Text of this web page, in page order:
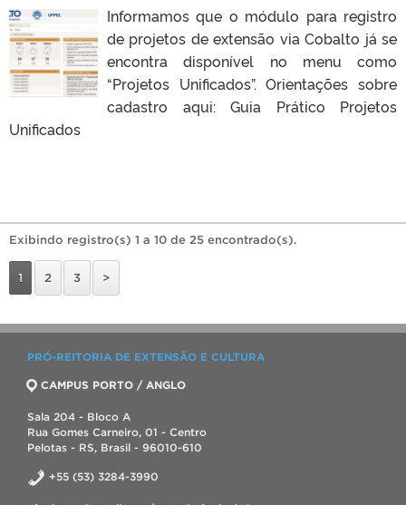
Informamos que o módulo para registro
de projetos de extensão via Cobalto já se
encontra disponível no menu como
“Projetos Unificados”. Orientações sobre
cadastro aqui: Guia Prático Projetos
Unificados
Exibindo registro(s) 1 a 10 de 25 encontrado(s).
1 2 3 >
PRÓ-REITORIA DE EXTENSÃO E CULTURA
CAMPUS PORTO / ANGLO
Sala 204 - Bloco A
Rua Gomes Carneiro, 01 - Centro
Pelotas - RS, Brasil - 96010-610
+55 (53) 3284-3990